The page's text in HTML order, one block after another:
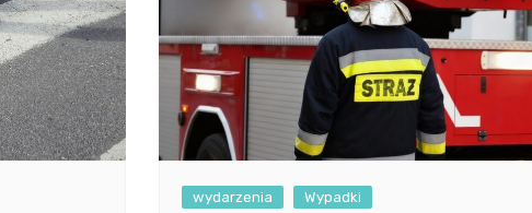
wydarzenia Wypadki